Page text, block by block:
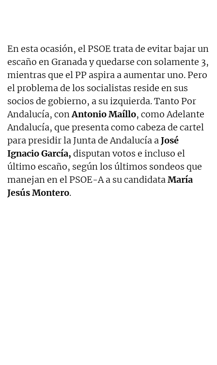
En esta ocasión, el PSOE trata de evitar bajar un
escaño en Granada y quedarse con solamente 3,
mientras que el PP aspira a aumentar uno. Pero
el problema de los socialistas reside en sus
socios de gobierno, a su izquierda. Tanto Por
Andalucía, conAntonio Maíllo, como Adelante
Andalucía, que presenta como cabeza de cartel
para presidir la Junta de Andalucía aJosé
Ignacio García, disputan votos e incluso el
último escaño, según los últimos sondeos que
manejan en el PSOE-A a su candidataMaría
Jesús Montero.